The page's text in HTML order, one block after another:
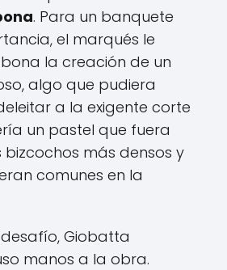
. Para un banquete
el marqués le
la creación de un
algo que pudiera
a la exigente corte
un pastel que fuera
más densos y
comunes en la
Giobatta
manos a la obra.